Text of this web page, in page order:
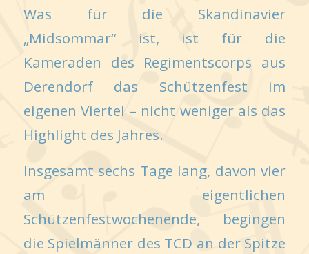
Was für die Skandinavier
„Midsommar“ ist, ist für die
Kameraden des Regimentscorps aus
Derendorf das Schützenfest im
eigenen Viertel – nicht weniger als das
Highlight des Jahres.
Insgesamt sechs Tage lang, davon vier
am eigentlichen
Schützenfestwochenende, begingen
die Spielmänner des TCD an der Spitze